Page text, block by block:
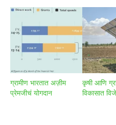
ग्रामीण भारतात अज़ीम
प्रेमजीचं योगदान
कृषी आणि
विकासात